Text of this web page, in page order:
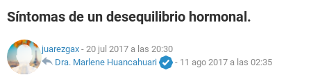
NUTRICIÓN
Síntomas de un desequilibrio hormonal.
juarezgax - 20 jul 2017 a las 20:30
Dra. Marlene Huancahuari
- 11 ago 2017 a las 02:35